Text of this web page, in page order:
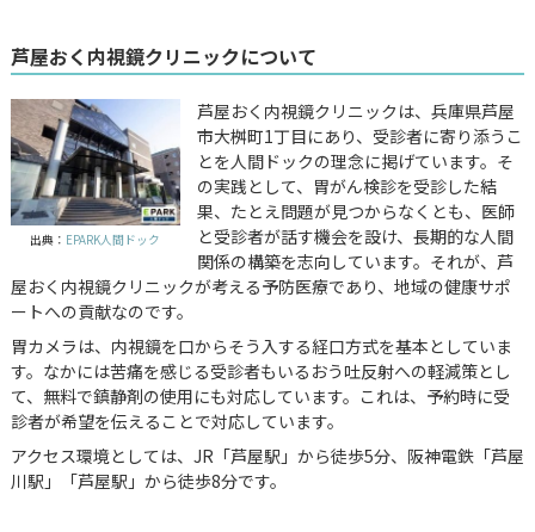
芦屋おく内視鏡クリニックについて
出典： EPARK人間ドック
芦屋おく内視鏡クリニックは、兵庫県芦屋
市大桝町1丁目にあり、受診者に寄り添うこ
とを人間ドックの理念に掲げています。そ
の実践として、胃がん検診を受診した結
果、たとえ問題が見つからなくとも、医師
と受診者が話す機会を設け、長期的な人間
関係の構築を志向しています。それが、芦
屋おく内視鏡クリニックが考える予防医療であり、地域の健康サポ
ートへの貢献なのです。
胃カメラは、内視鏡を口からそう入する経口方式を基本としていま
す。なかには苦痛を感じる受診者もいるおう吐反射への軽減策とし
て、無料で鎮静剤の使用にも対応しています。これは、予約時に受
診者が希望を伝えることで対応しています。
アクセス環境としては、JR「芦屋駅」から徒歩5分、阪神電鉄「芦屋
川駅」「芦屋駅」から徒歩8分です。